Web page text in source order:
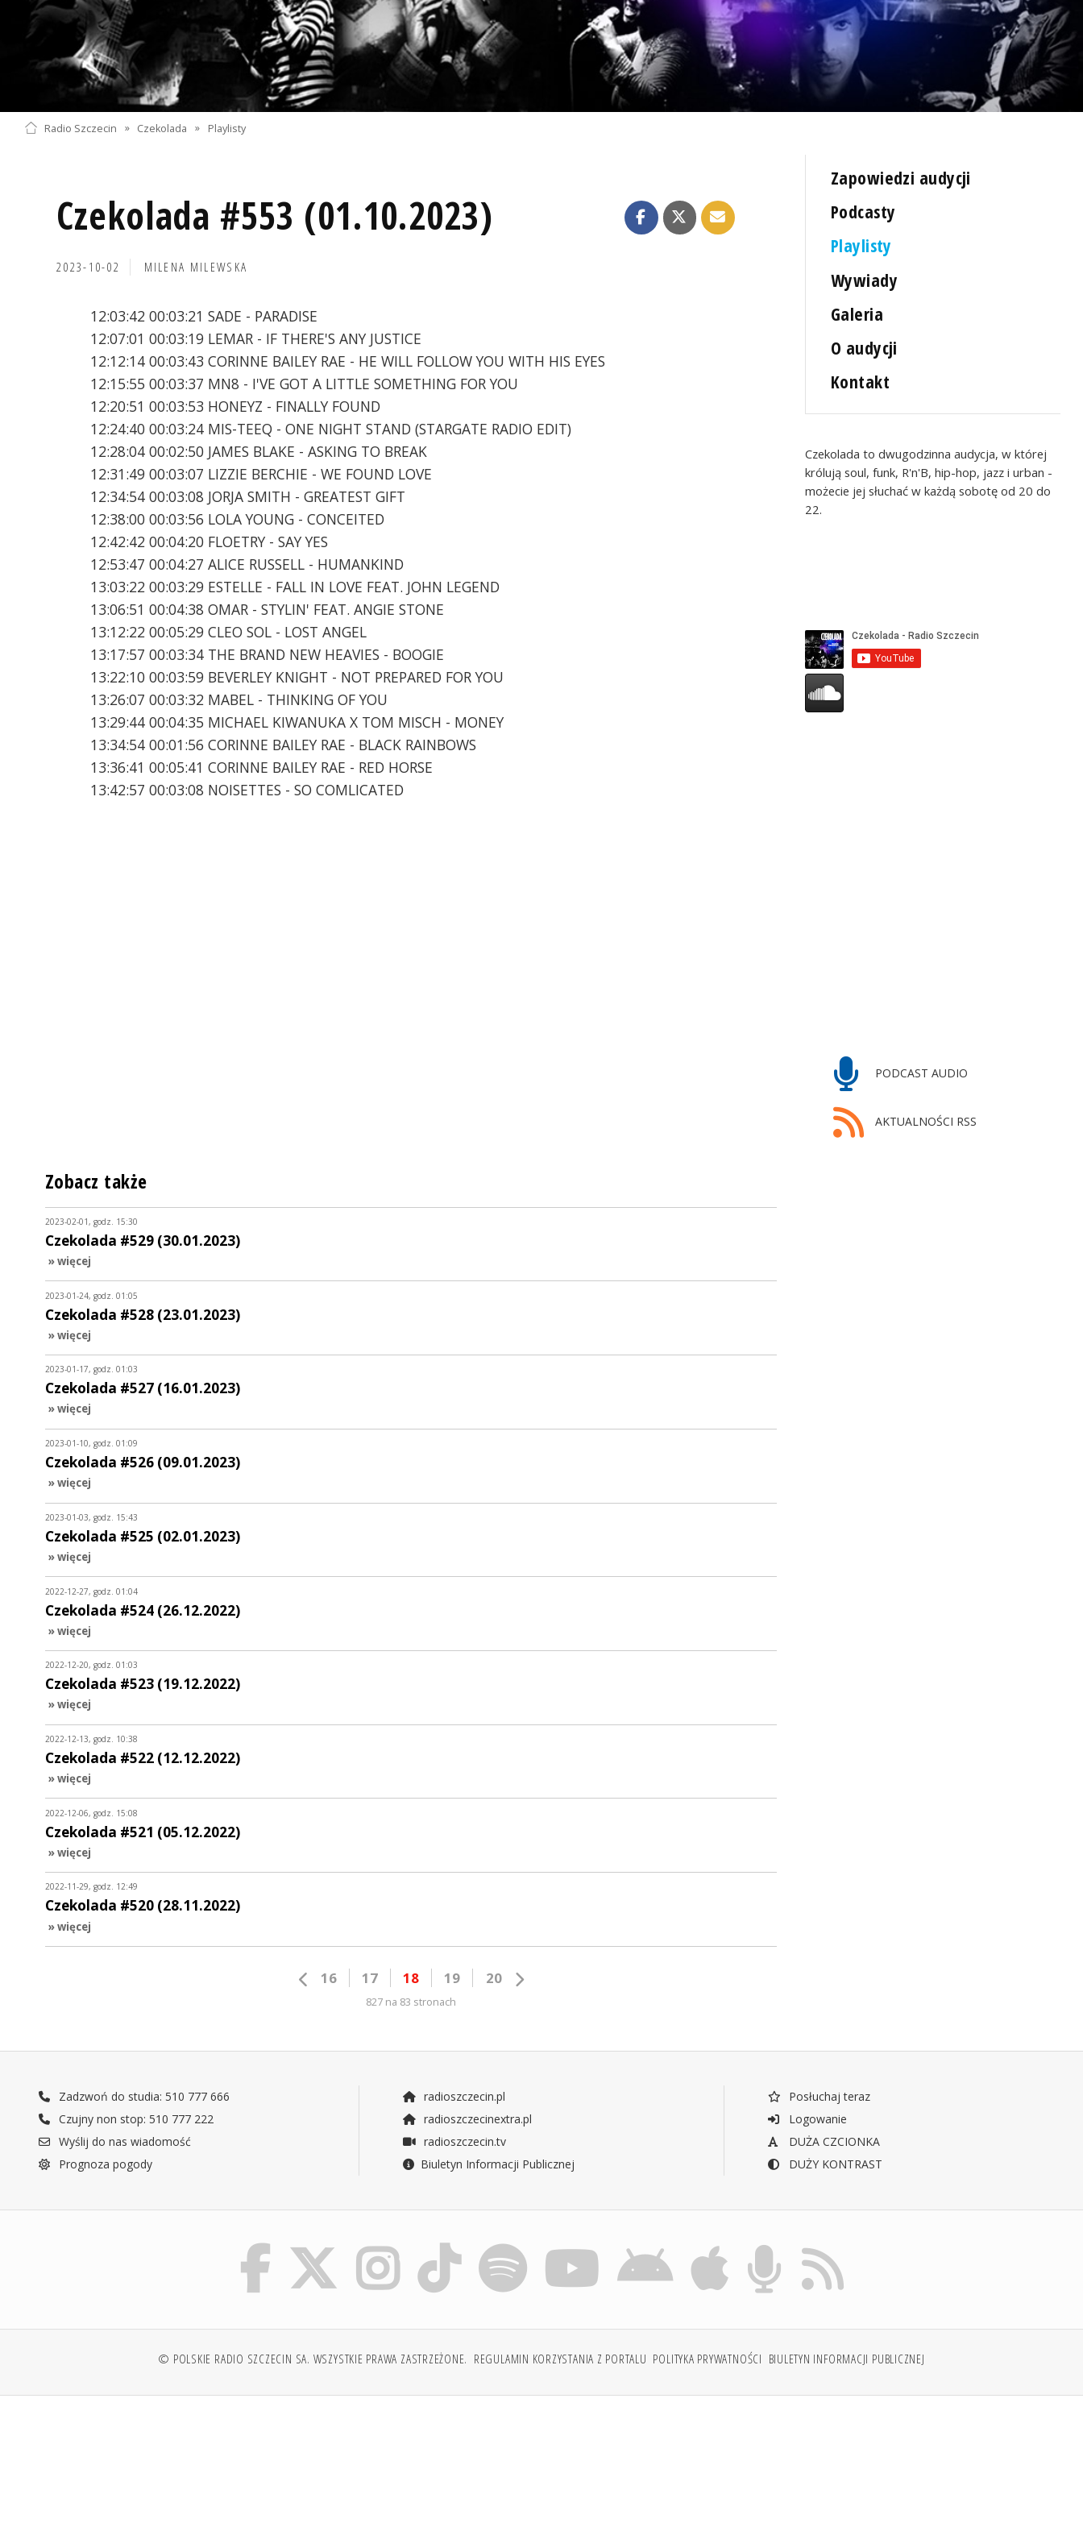
Radio Szczecin » Czekolada » Playlisty
Czekolada #553 (01.10.2023)
2023-10-02 MILENA MILEWSKA
12:03:42 00:03:21 SADE - PARADISE
12:07:01 00:03:19 LEMAR - IF THERE'S ANY JUSTICE
12:12:14 00:03:43 CORINNE BAILEY RAE - HE WILL FOLLOW YOU WITH HIS EYES
12:15:55 00:03:37 MN8 - I'VE GOT A LITTLE SOMETHING FOR YOU
12:20:51 00:03:53 HONEYZ - FINALLY FOUND
12:24:40 00:03:24 MIS-TEEQ - ONE NIGHT STAND (STARGATE RADIO EDIT)
12:28:04 00:02:50 JAMES BLAKE - ASKING TO BREAK
12:31:49 00:03:07 LIZZIE BERCHIE - WE FOUND LOVE
12:34:54 00:03:08 JORJA SMITH - GREATEST GIFT
12:38:00 00:03:56 LOLA YOUNG - CONCEITED
12:42:42 00:04:20 FLOETRY - SAY YES
12:53:47 00:04:27 ALICE RUSSELL - HUMANKIND
13:03:22 00:03:29 ESTELLE - FALL IN LOVE FEAT. JOHN LEGEND
13:06:51 00:04:38 OMAR - STYLIN' FEAT. ANGIE STONE
13:12:22 00:05:29 CLEO SOL - LOST ANGEL
13:17:57 00:03:34 THE BRAND NEW HEAVIES - BOOGIE
13:22:10 00:03:59 BEVERLEY KNIGHT - NOT PREPARED FOR YOU
13:26:07 00:03:32 MABEL - THINKING OF YOU
13:29:44 00:04:35 MICHAEL KIWANUKA X TOM MISCH - MONEY
13:34:54 00:01:56 CORINNE BAILEY RAE - BLACK RAINBOWS
13:36:41 00:05:41 CORINNE BAILEY RAE - RED HORSE
13:42:57 00:03:08 NOISETTES - SO COMLICATED
Zapowiedzi audycji
Podcasty
Playlisty
Wywiady
Galeria
O audycji
Kontakt
Czekolada to dwugodzinna audycja, w której
królują soul, funk, R'n'B, hip-hop, jazz i urban -
możecie jej słuchać w każdą sobotę od 20 do
22.
PODCAST AUDIO
AKTUALNOŚCI RSS
Zobacz także
2023-02-01, godz. 15:30
Czekolada #529 (30.01.2023)
» więcej
2023-01-24, godz. 01:05
Czekolada #528 (23.01.2023)
» więcej
2023-01-17, godz. 01:03
Czekolada #527 (16.01.2023)
» więcej
2023-01-10, godz. 01:09
Czekolada #526 (09.01.2023)
» więcej
2023-01-03, godz. 15:43
Czekolada #525 (02.01.2023)
» więcej
2022-12-27, godz. 01:04
Czekolada #524 (26.12.2022)
» więcej
2022-12-20, godz. 01:03
Czekolada #523 (19.12.2022)
» więcej
2022-12-13, godz. 10:38
Czekolada #522 (12.12.2022)
» więcej
2022-12-06, godz. 15:08
Czekolada #521 (05.12.2022)
» więcej
2022-11-29, godz. 12:49
Czekolada #520 (28.11.2022)
» więcej
16 17 18 19 20
827 na 83 stronach
Zadzwoń do studia: 510 777 666
Czujny non stop: 510 777 222
Wyślij do nas wiadomość
Prognoza pogody
radioszczecin.pl
radioszczecinextra.pl
radioszczecin.tv
Biuletyn Informacji Publicznej
Posłuchaj teraz
Logowanie
DUŻA CZCIONKA
DUŻY KONTRAST
© POLSKIE RADIO SZCZECIN SA. WSZYSTKIE PRAWA ZASTRZEŻONE. REGULAMIN KORZYSTANIA Z PORTALU POLITYKA PRYWATNOŚCI BIULETYN INFORMACJI PUBLICZNEJ